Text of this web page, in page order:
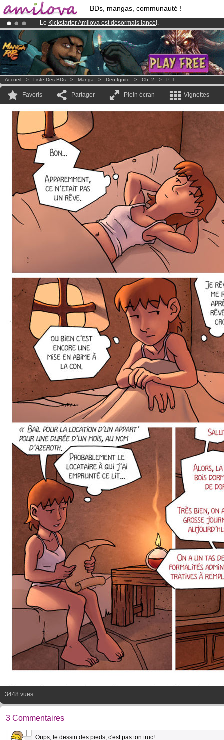
BDs, mangas, communauté !
Le Kickstarter Amilova est désormais lancé!.
Déjà 100000membreset 1000BDs & Mangas!
Abonnement premium: à partir de
3.95 eurospar mois !Clique ici
Accueil > Liste Des BDs > Manga > Deo Ignito > Ch. 2 > P. 1
Favoris Partager Plein écran Vignettes
3448 vues
3 Commentaires
Oups, le dessin des pieds, c'est pas ton truc!